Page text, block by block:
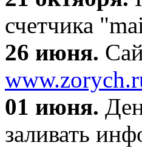
счетчика
26 июня.
01 июня.
заливать